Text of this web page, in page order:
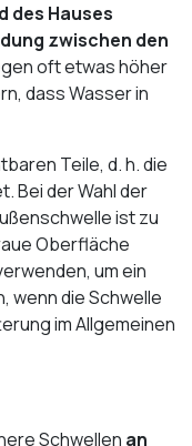
des Hauses
zwischen den
oft etwas höher
dass Wasser in
Teile, d. h. die
Bei der Wahl der
ist zu
Oberfläche
um ein
wenn die Schwelle
im Allgemeinen
Schwellen an